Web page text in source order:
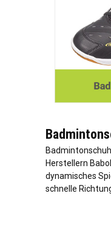
Herstellern
dynamisches
schnelle